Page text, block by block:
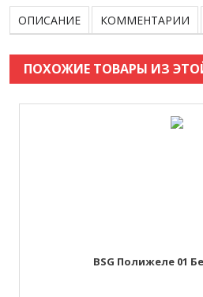
ОПИСАНИЕ КОММЕНТАРИИ
ПОХОЖИЕ ТОВАРЫ ИЗ
BSG Полижеле 01